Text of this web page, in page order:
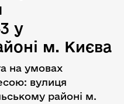
у
м. Києва
на умовах
вулиця
районі м.